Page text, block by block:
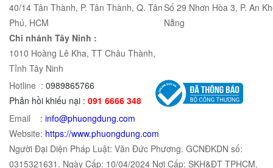
40/14 Tân Thành, P. Tân Thành, Q. Tân
Phú, HCM
Số 29 Nhơn Hòa 3, P. An
Nẵng
Chi nhánh Tây Ninh :
1010 Hoàng Lê Kha, TT Châu Thành,
Tỉnh Tây Ninh
Hotline : 0989865766
Phản hồi khiếu nại : 091 6666 348
Email : info@phuongdung.com
Website: https://www.phuongdung.com
Người Đại Diện Pháp Luật: Văn Đức Phương. GCNĐKDN số:
0315321631. Ngày Cấp: 10/04/2024 Nơi Cấp: SKH&ĐT TPHCM.